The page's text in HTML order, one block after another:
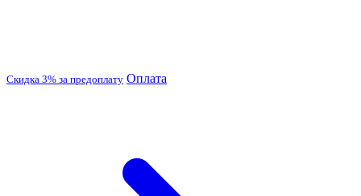
Скидка 3% за предоплату Оплата